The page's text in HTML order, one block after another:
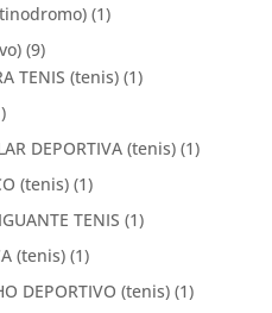
(1)
(9)
TENIS (tenis) (1)
DEPORTIVA (tenis) (1)
(tenis) (1)
TENIS (1)
(tenis) (1)
DEPORTIVO (tenis) (1)